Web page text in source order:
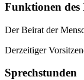
Funktionen des
Der Beirat der
Derzeitiger
Sprechstunden